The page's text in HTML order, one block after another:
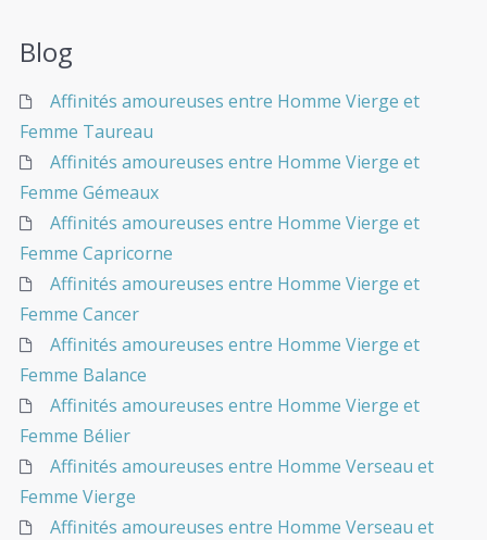
Blog
Affinités amoureuses entre Homme Vierge et
Femme Taureau
Affinités amoureuses entre Homme Vierge et
Femme Gémeaux
Affinités amoureuses entre Homme Vierge et
Femme Capricorne
Affinités amoureuses entre Homme Vierge et
Femme Cancer
Affinités amoureuses entre Homme Vierge et
Femme Balance
Affinités amoureuses entre Homme Vierge et
Femme Bélier
Affinités amoureuses entre Homme Verseau et
Femme Vierge
Affinités amoureuses entre Homme Verseau et